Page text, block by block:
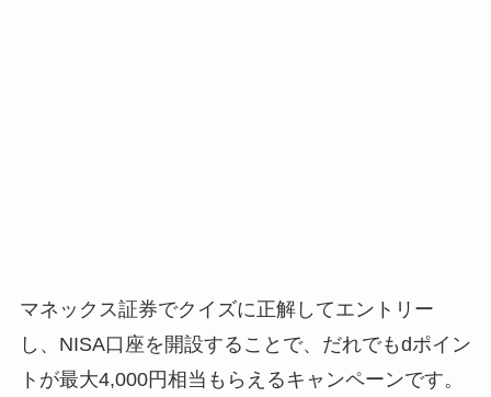
マネックス証券でクイズに正解してエントリー
し、NISA口座を開設することで、だれでもdポイン
トが最大4,000円相当もらえるキャンペーンです。